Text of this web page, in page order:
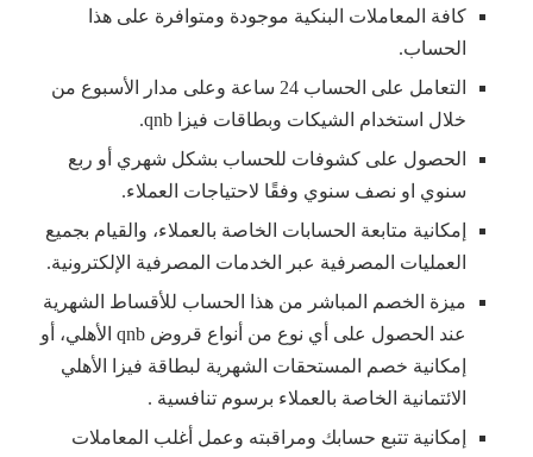
كافة المعاملات البنكية موجودة ومتوافرة على هذا
الحساب.
التعامل على الحساب 24 ساعة وعلى مدار الأسبوع من
خلال استخدام الشيكات وبطاقات فيزا qnb.
الحصول على كشوفات للحساب بشكل شهري أو ربع
سنوي او نصف سنوي وفقًا لاحتياجات العملاء.
إمكانية متابعة الحسابات الخاصة بالعملاء، والقيام بجميع
العمليات المصرفية عبر الخدمات المصرفية الإلكترونية.
ميزة الخصم المباشر من هذا الحساب للأقساط الشهرية
عند الحصول على أي نوع من أنواع قروض qnb الأهلي، أو
إمكانية خصم المستحقات الشهرية لبطاقة فيزا الأهلي
الائتمانية الخاصة بالعملاء برسوم تنافسية .
إمكانية تتبع حسابك ومراقبته وعمل أغلب المعاملات